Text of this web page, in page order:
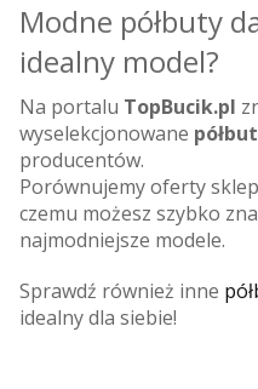
Modne półbuty
idealny model?
Na portalu TopBucik.pl
wyselekcjonowane
producentów.
Porównujemy oferty
czemu możesz szybko
najmodniejsze modele.
Sprawdź również inne
idealny dla siebie!